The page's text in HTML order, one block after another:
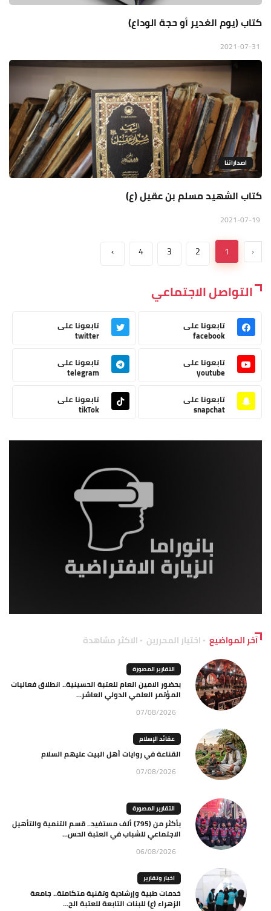
كتاب (يوم الغدير أو حجة الوداع)
اصداراتنا
كتاب الشهيد مسلم بن عقيل (ع)
‹
1
2
3
4
›
التواصل الاجتماعي
تابعونا على
facebook
تابعونا على
twitter
تابعونا على
youtube
تابعونا على
telegram
تابعونا على
snapchat
تابعونا على
tikTok
آخر المواضيع اختيار المحررين الاكثر مشاهدة
التقارير المصورة
بحضور الامين العام للعتبة الحسينية.. انطلاق فعاليات
المؤتمر العلمي الدولي العاشر...
07/08/2026
عقائد الإسلام
القناعة في روايات أهل البيت عليهم السلام
07/08/2026
التقارير المصورة
بأكثر من (795) ألف مستفيد.. قسم التنمية والتأهيل
الاجتماعي للشباب في العتبة الحس...
06/08/2026
اخبار وتقارير
خدمات طبية وإرشادية وتقنية متكاملة.. جامعة
الزهراء (ع) للبنات التابعة للعتبة الح...